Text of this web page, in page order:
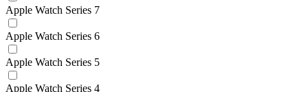
Apple Watch Series 7
Apple Watch Series 6
Apple Watch Series 5
Apple Watch Series 4